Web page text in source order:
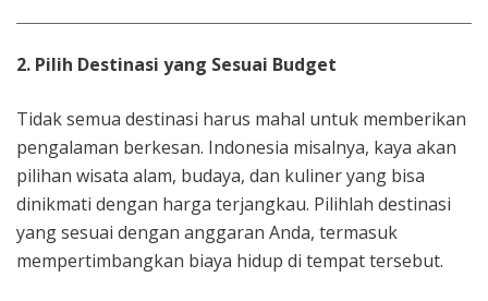
2. Pilih Destinasi yang Sesuai Budget
Tidak semua destinasi harus mahal untuk memberikan
pengalaman berkesan. Indonesia misalnya, kaya akan
pilihan wisata alam, budaya, dan kuliner yang bisa
dinikmati dengan harga terjangkau. Pilihlah destinasi
yang sesuai dengan anggaran Anda, termasuk
mempertimbangkan biaya hidup di tempat tersebut.